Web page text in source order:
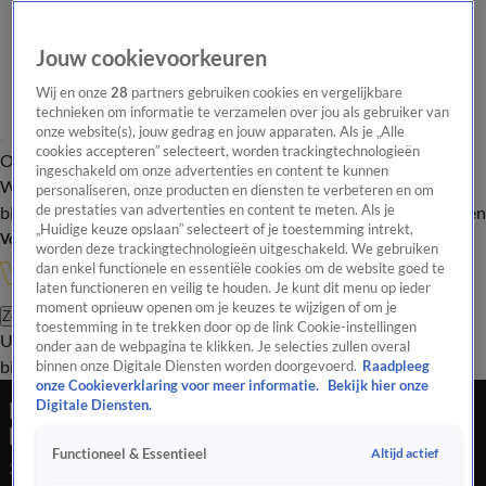
Overzicht Onze programma's Uitzendingen Onze gezichten
In de
WandelgangenInterviewsUitzending
bijwonenPodcastShopVeelgestelde vragenKijkersvraag insturen
Volg Vandaag Inside
Zoeken
UitzendingenVandaag InsideDe OranjezomerShopUitzending
bijwonen
René van der Gijp heeft niet zoveel met huidige
lichting van het Nederlands elftal: 'Er zit niks in'
23 juni 2026, 19:35
Jouw cookievoorkeuren
Wij en onze28 partners gebruiken cookies en vergelijkbare
technieken om informatie te verzamelen over jou als gebruiker van
onze website(s), jouw gedrag en jouw apparaten. Als je „Alle
cookies accepteren” selecteert, worden trackingtechnologieën
ingeschakeld om onze advertenties en content te kunnen
personaliseren, onze producten en diensten te verbeteren en om
de prestaties van advertenties en content te meten. Als je
„Huidige keuze opslaan” selecteert of je toestemming intrekt,
worden deze trackingtechnologieën uitgeschakeld. We gebruiken
dan enkel functionele en essentiële cookies om de website goed te
laten functioneren en veilig te houden. Je kunt dit menu op ieder
moment opnieuw openen om je keuzes te wijzigen of om je
toestemming in te trekken door op de link Cookie-instellingen
onder aan de webpagina te klikken. Je selecties zullen overal
binnen onze Digitale Diensten worden doorgevoerd. Raadpleeg
onze Cookieverklaring voor meer informatie.
Bekijk hier onze
Digitale Diensten.
Functioneel & Essentieel Altijd actief